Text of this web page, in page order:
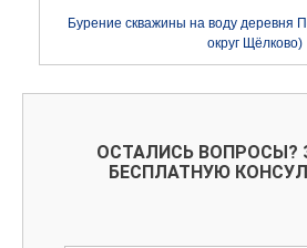
Бурение скважины на воду деревня
округ Щёлково)
ОСТАЛИСЬ ВОПРОСЫ?
БЕСПЛАТНУЮ